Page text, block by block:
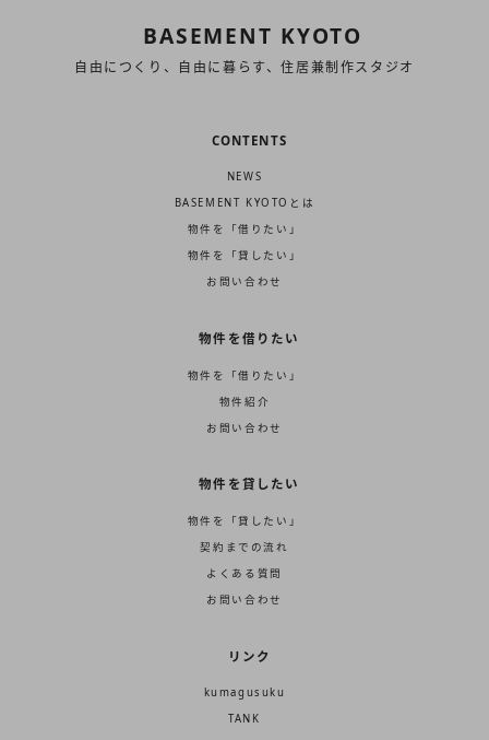
BASEMENT KYOTO
自由につくり、自由に暮らす、住居兼制作スタジオ
CONTENTS
NEWS
BASEMENT KYOTOとは
物件を「借りたい」
物件を「貸したい」
お問い合わせ
物件を借りたい
物件を「借りたい」
物件紹介
お問い合わせ
物件を貸したい
物件を「貸したい」
契約までの流れ
よくある質問
お問い合わせ
リンク
kumagusuku
TANK